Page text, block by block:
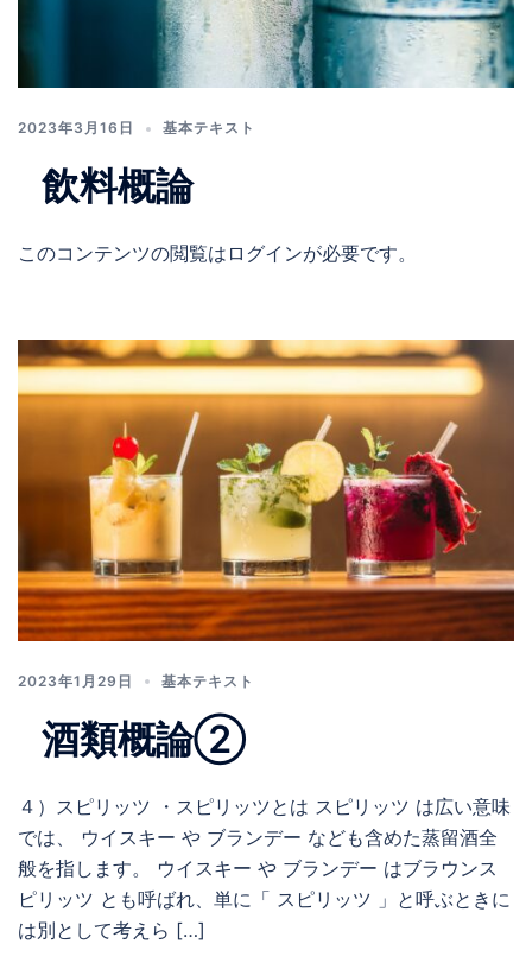
2023年3月16日 基本テキスト
飲料概論
このコンテンツの閲覧はログインが必要です。
2023年1月29日 基本テキスト
酒類概論②
４）スピリッツ ・スピリッツとは スピリッツ は広い意味
では、 ウイスキー や ブランデー なども含めた蒸留酒全
般を指します。 ウイスキー や ブランデー はブラウンス
ピリッツ とも呼ばれ、単に「 スピリッツ 」と呼ぶときに
は別として考えら […]